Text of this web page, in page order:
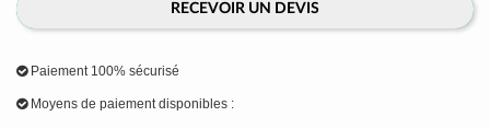
RECEVOIR UN DEVIS
Paiement 100% sécurisé
Moyens de paiement disponibles :